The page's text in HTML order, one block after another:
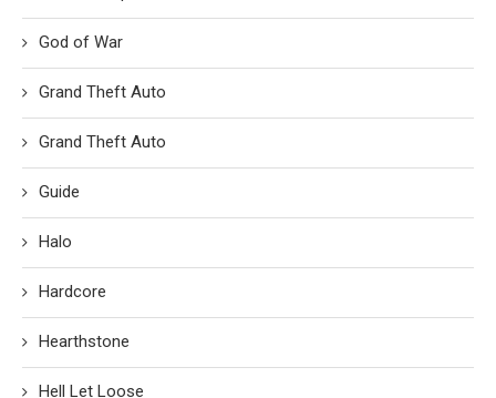
God of War
Grand Theft Auto
Grand Theft Auto
Guide
Halo
Hardcore
Hearthstone
Hell Let Loose